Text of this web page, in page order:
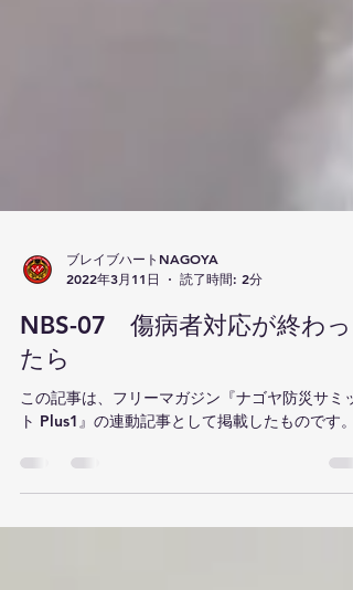
2022年3月11日
読了時間: 2分
NBS-07 傷病者対応が終わっ
たら
ト Plus1』の連動記事として掲載したものです。